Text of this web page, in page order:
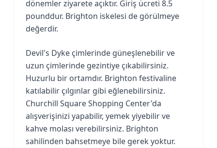
dönemler ziyarete açıktır. Giriş ücreti 8.5
pounddur. Brighton iskelesi de görülmeye
değerdir.
Devil's Dyke çimlerinde güneşlenebilir ve
uzun çimlerinde gezintiye çıkabilirsiniz.
Huzurlu bir ortamdır. Brighton festivaline
katılabilir çılgınlar gibi eğlenebilirsiniz.
Churchill Square Shopping Center'da
alışverişinizi yapabilir, yemek yiyebilir ve
kahve molası verebilirsiniz. Brighton
sahilinden bahsetmeye bile gerek yoktur.